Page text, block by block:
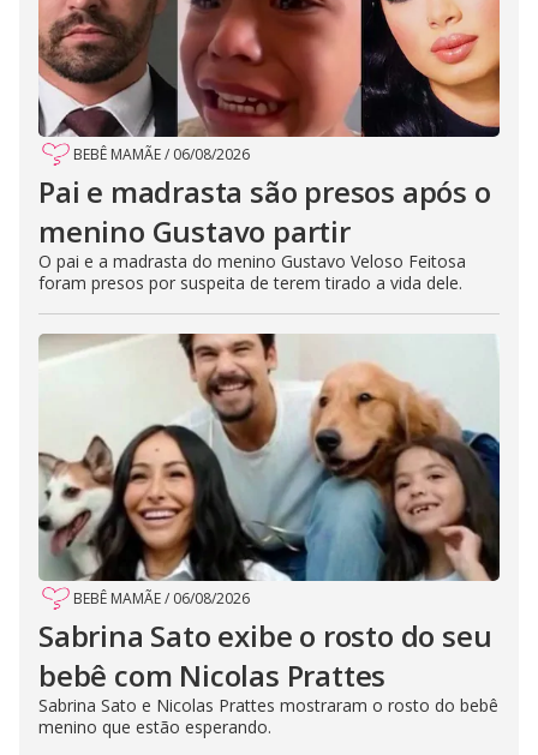
BEBÊ MAMÃE/ 06/08/2026
Pai e madrasta são presos após o
menino Gustavo partir
O pai e a madrasta do menino Gustavo Veloso Feitosa
foram presos por suspeita de terem tirado a vida dele.
BEBÊ MAMÃE/ 06/08/2026
Sabrina Sato exibe o rosto do seu
bebê com Nicolas Prattes
Sabrina Sato e Nicolas Prattes mostraram o rosto do bebê
menino que estão esperando.